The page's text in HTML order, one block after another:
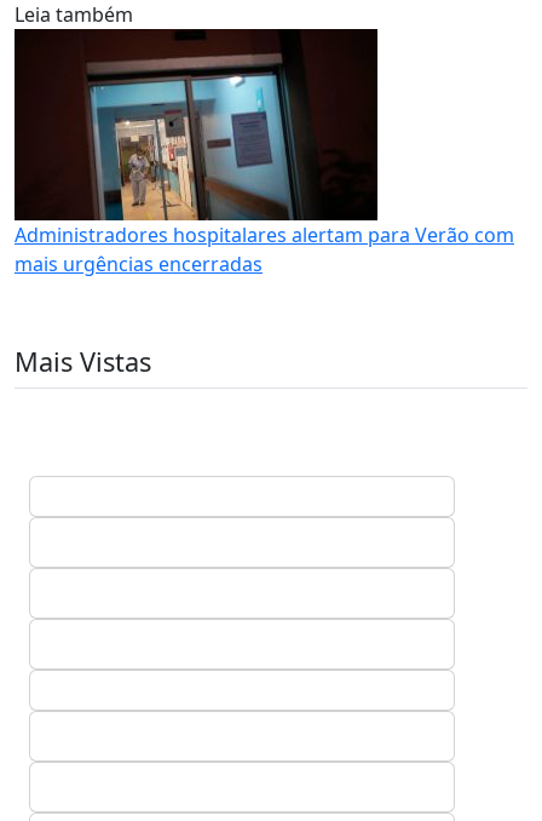
Leia também
Administradores hospitalares alertam para Verão com
mais urgências encerradas
Mais Vistas